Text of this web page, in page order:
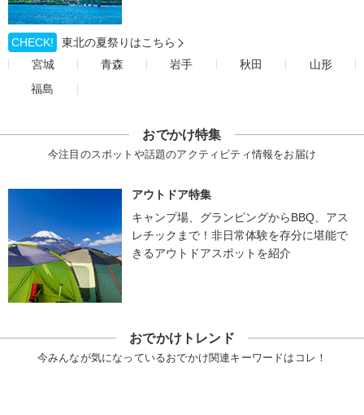
CHECK!
東北の夏祭りはこちら
宮城
青森 岩手 秋田
山形
福島
おでかけ特集
今注目のスポットや話題のアクティビティ情報をお届け
アウトドア特集
キャンプ場、グランピングからBBQ、アス
レチックまで！非日常体験を存分に堪能で
きるアウトドアスポットを紹介
おでかけトレンド
今みんなが気になっているおでかけ関連キーワードはコレ！